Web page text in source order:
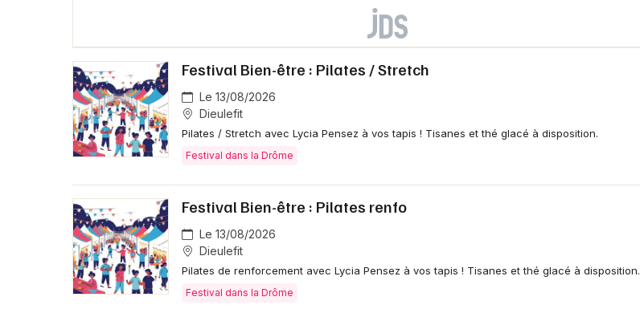
Festival Bien-être : Pilates / Stretch
Le 13/08/2026
Dieulefit
Pilates / Stretch avec Lycia Pensez à vos tapis ! Tisanes et thé glacé à disposition.
Festival dans la Drôme
Festival Bien-être : Pilates renfo
Le 13/08/2026
Dieulefit
Pilates de renforcement avec Lycia Pensez à vos tapis ! Tisanes et thé glacé à disposition.
Festival dans la Drôme